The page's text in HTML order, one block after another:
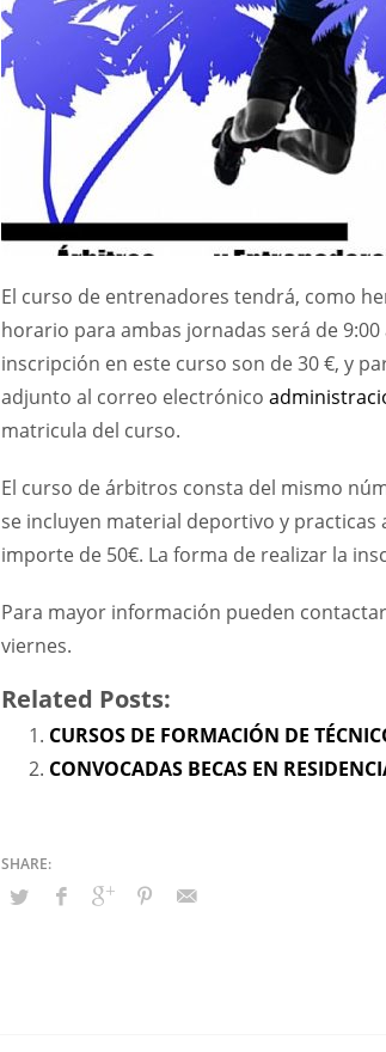
El curso de entrenadores tendrá, como
horario para ambas jornadas será de 9:00
inscripción en este curso son de 30 €, y
adjunto al correo electrónico
matricula del curso.
El curso de árbitros consta del mismo
se incluyen material deportivo y practicas
importe de 50€. La forma de realizar la
Para mayor información pueden
viernes.
Related Posts:
CURSOS DE FORMACIÓN DE
CONVOCADAS BECAS EN